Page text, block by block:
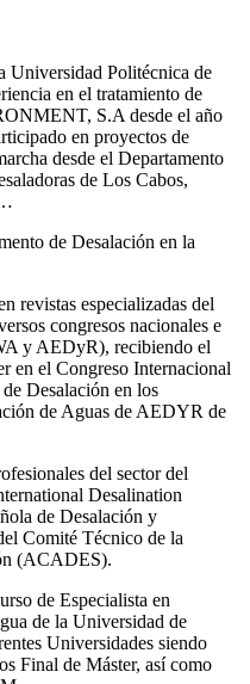
Universidad Politécnica de
en el tratamiento de
S.A desde el año
en proyectos de
desde el Departamento
de Los Cabos,
de Desalación en la
revistas especializadas del
congresos nacionales e
y AEDyR), recibiendo el
en el Congreso Internacional
Desalación en los
de Aguas de AEDYR de
del sector del
Desalination
de Desalación y
Comité Técnico de la
(ACADES).
de Especialista en
de la Universidad de
Universidades siendo
Final de Máster, así como